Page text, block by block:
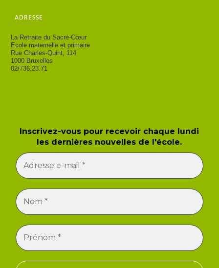
ADRESSE
La Retraite du Sacré-Cœur
Ecole maternelle et primaire
Rue Charles-Quint, 114
1000 Bruxelles
02/736.23.71
Inscrivez-vous pour recevoir chaque lundi
les dernières nouvelles de l'école.